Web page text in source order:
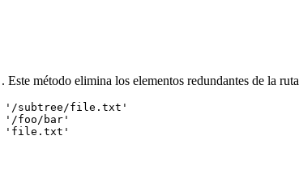
. Este método elimina los elementos redundantes de la
'/subtree/file.txt'
'/foo/bar'